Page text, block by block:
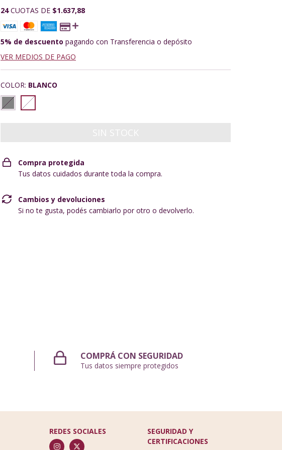
24 CUOTAS DE $1.637,88
5% de descuento pagando con Transferencia o depósito
VER MEDIOS DE PAGO
COLOR: BLANCO
Compra protegida
Tus datos cuidados durante toda la compra.
Cambios y devoluciones
Si no te gusta, podés cambiarlo por otro o devolverlo.
COMPRÁ CON SEGURIDAD
Tus datos siempre protegidos
REDES SOCIALES
SEGURIDAD Y
CERTIFICACIONES